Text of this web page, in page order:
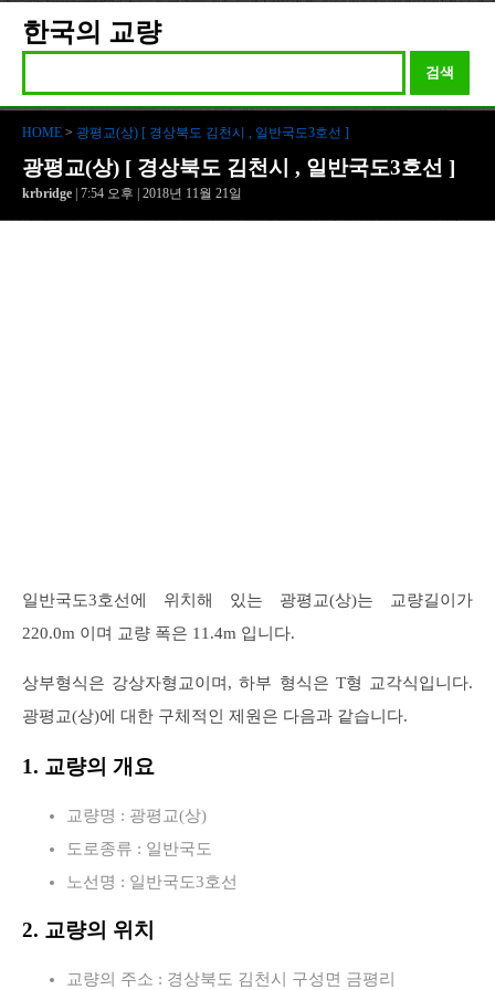
한국의 교량
검색
HOME > 광평교(상) [ 경상북도 김천시 , 일반국도3호선 ]
광평교(상) [ 경상북도 김천시 , 일반국도3호선 ]
krbridge | 7:54 오후 | 2018년 11월 21일
일반국도3호선에 위치해 있는 광평교(상)는 교량길이가
220.0m 이며 교량 폭은 11.4m 입니다.
상부형식은 강상자형교이며, 하부 형식은 T형 교각식입니다.
광평교(상)에 대한 구체적인 제원은 다음과 같습니다.
1. 교량의 개요
교량명 : 광평교(상)
도로종류 : 일반국도
노선명 : 일반국도3호선
2. 교량의 위치
교량의 주소 : 경상북도 김천시 구성면 금평리